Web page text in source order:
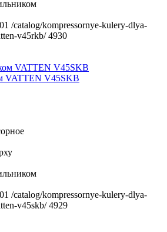
/catalog/kompressornye-kulery-dlya-
v45rkb/ 4930
VATTEN V45SKB
/catalog/kompressornye-kulery-dlya-
v45skb/ 4929